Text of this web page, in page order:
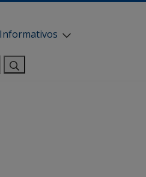
Informativos